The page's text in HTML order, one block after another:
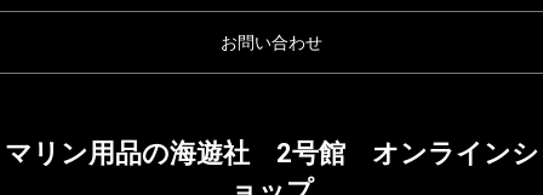
お問い合わせ
マリン用品の海遊社 2号館 オンラインシ